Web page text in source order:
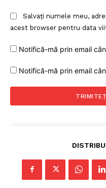
Salvați numele meu,
acest browser pentru data
Notifică-mă prin email
Notifică-mă prin email